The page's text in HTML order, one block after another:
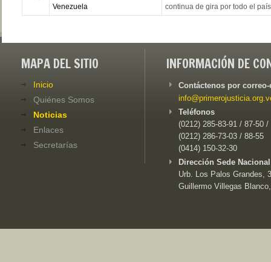
Venezuela
continua de gira por todo el
MAPA DEL SITIO
Inicio
Quiénes Somos
Noticias
Enlaces
Secretarías
INFORMACIÓN DE
Contáctenos por
Teléfonos
(0212) 285-83-91 / 87-50 /
(0212) 286-73-03 / 88-55
(0414) 150-32-30
Dirección Sede
Urb. Los Palos Grandes,
Guillermo Villegas